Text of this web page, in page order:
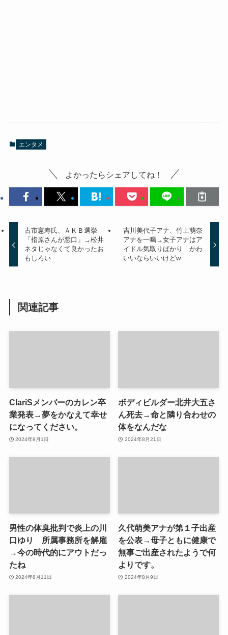
エンタメ
よかったらシェアしてね！
古市憲寿氏、ＡＫＢ選挙
「指原さんが悪口」→松井
ネタじゃなくて良かったお
もしろい
吉川美代子アナ、竹上萌奈
アナを一喝→女子アナはア
イドル気取りばかり かわ
いいならいいけどw
関連記事
ClariSメンバーのカレン卒
業発表→夢をかなえて幸せ
になってください。
2024年9月1日
ボディビルダー北井大五さ
ん死去→命と隣り合わせの
体をなんだな
2024年8月21日
男性の体臭批判で炎上の川
口ゆり 所属事務所を解雇
→今の時代的にアウトだっ
たね
2024年8月11日
久代萌美アナが第１子出産
を公表→母子ともに健康で
無事ご出産されたようで何
よりです。
2024年8月9日